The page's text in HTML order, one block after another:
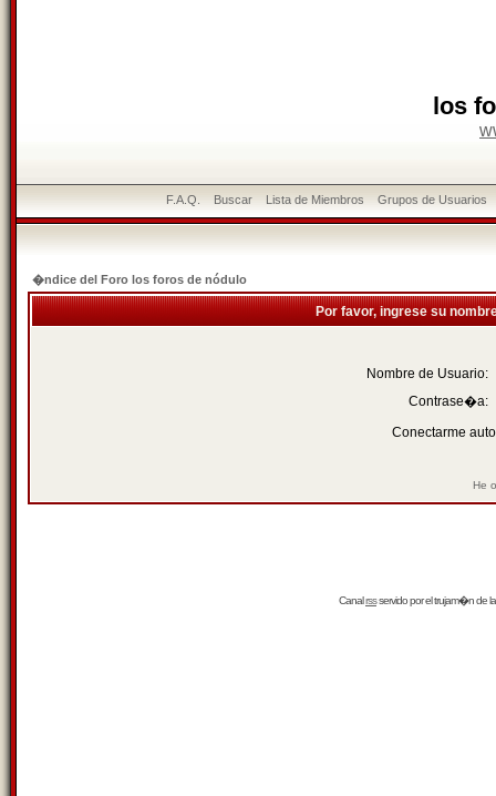
los
F.A.Q. Buscar Lista de Miembros Grupos de Usuarios
�ndice del Foro los foros de nódulo
Por favor, ingrese su
Nombre de Usuario:
Contrase�a:
Conectarme
He
Canalrssservido por eltrujam�nde